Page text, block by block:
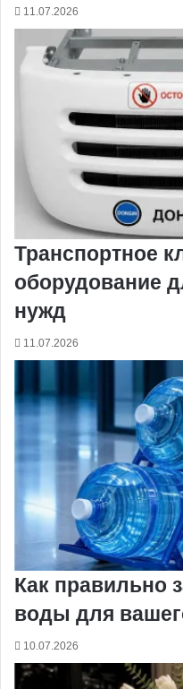
11.07.2026
Транспортное
оборудование
нужд
11.07.2026
Как правильно
воды для
10.07.2026